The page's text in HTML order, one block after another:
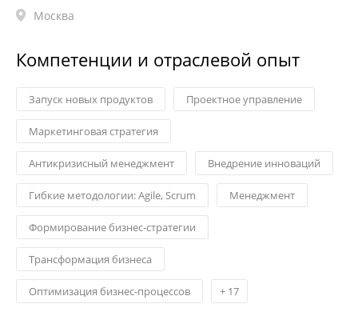
Москва
Компетенции и отраслевой опыт
Запуск новых продуктов Проектное управление
Маркетинговая стратегия
Антикризисный менеджмент Внедрение инноваций
Гибкие методологии: Agile, Scrum Менеджмент
Формирование бизнес-стратегии
Трансформация бизнеса
Оптимизация бизнес-процессов + 17